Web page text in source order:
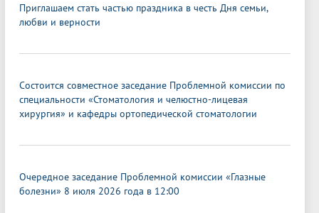
Приглашаем стать частью праздника в честь Дня семьи,
любви и верности
Состоится совместное заседание Проблемной комиссии по
специальности «Стоматология и челюстно-лицевая
хирургия» и кафедры ортопедической стоматологии
Очередное заседание Проблемной комиссии «Глазные
болезни» 8 июля 2026 года в 12:00